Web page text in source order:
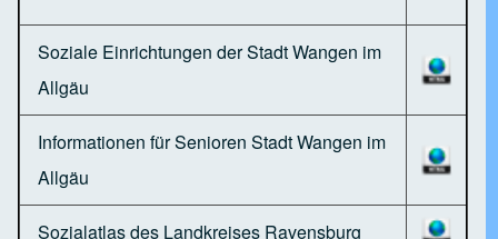
Soziale Einrichtungen der Stadt Wangen im
Allgäu
Informationen für Senioren Stadt Wangen im
Allgäu
Sozialatlas des Landkreises Ravensburg